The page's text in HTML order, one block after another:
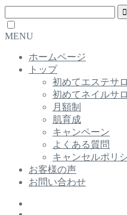
MENU
ホームページ
トップ
初めてエステサ
初めてネイルサ
月額制
肌育成
キャンペーン
よくある質問
キャンセルポリ
お客様の声
お問い合わせ